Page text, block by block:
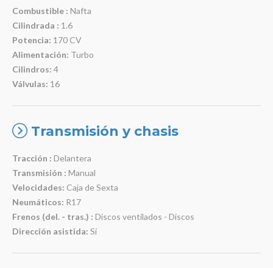
Combustible : Nafta
Cilindrada : 1.6
Potencia: 170 CV
Alimentación: Turbo
Cilindros: 4
Válvulas: 16
Transmisión y chasis
Tracción : Delantera
Transmisión : Manual
Velocidades: Caja de Sexta
Neumáticos: R17
Frenos (del. - tras.) : Discos ventilados - Discos
Dirección asistida: Sí